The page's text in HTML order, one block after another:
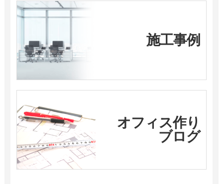
施工事例
オフィス作り
ブログ